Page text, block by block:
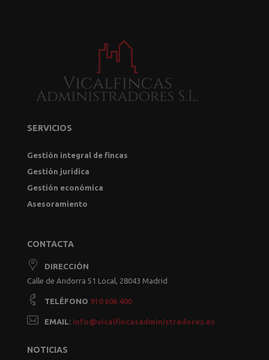
SERVICIOS
Gestión integral de fincas
Gestión jurídica
Gestión económica
Asesoramiento
CONTACTA
DIRECCIÓN
Calle de Andorra 51 Local, 28043 Madrid
TELÉFONO 910 606 400
EMAIL: info@vicalfincasadministradores.es
NOTICIAS